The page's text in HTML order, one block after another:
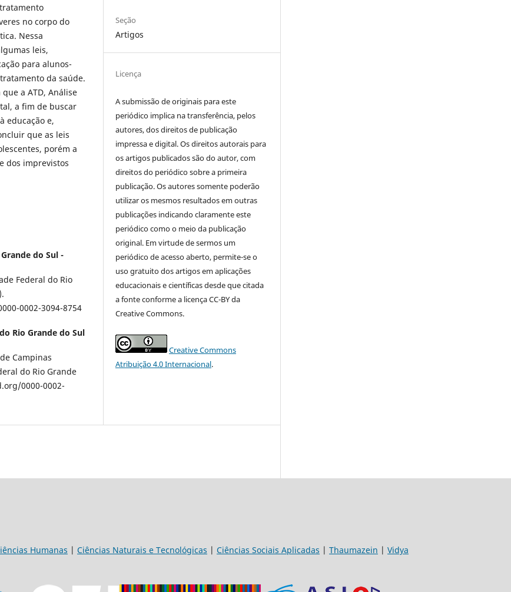
no corpo do
Nessa
leis,
para alunos-
da saúde.
a ATD, Análise
a fim de buscar
educação e,
que as leis
porém a
dos imprevistos
do Sul -
Federal do Rio
0002-3094-8754
Rio Grande do Sul
Campinas
do Rio Grande
0000-0002-
Seção
Artigos
Licença
A submissão de originais para este
periódico implica na transferência, pelos
autores, dos direitos de publicação
impressa e digital. Os direitos autorais para
os artigos publicados são do autor, com
direitos do periódico sobre a primeira
publicação. Os autores somente poderão
utilizar os mesmos resultados em outras
publicações indicando claramente este
periódico como o meio da publicação
original. Em virtude de sermos um
periódico de acesso aberto, permite-se o
uso gratuito dos artigos em aplicações
educacionais e científicas desde que citada
a fonte conforme a licença CC-BY da
Creative Commons.
Creative Commons
Atribuição 4.0 Internacional.
Humanas | Ciências Naturais e Tecnológicas | Ciências Sociais Aplicadas | Thaumazein | Vidya